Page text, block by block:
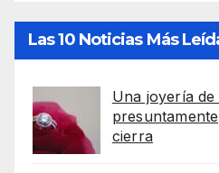
Las 10 Noticias Más
Una joyería
cierra